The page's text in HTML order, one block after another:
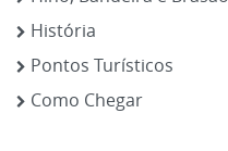
História
Pontos Turísticos
Como Chegar